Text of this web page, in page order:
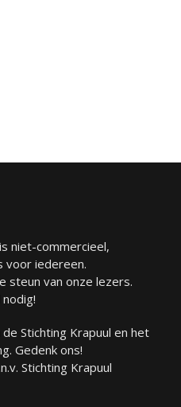
niet-commercieel,
voor iedereen.
steun van onze lezers.
Stichting Krapuul en het
Gedenk ons!
Stichting Krapuul